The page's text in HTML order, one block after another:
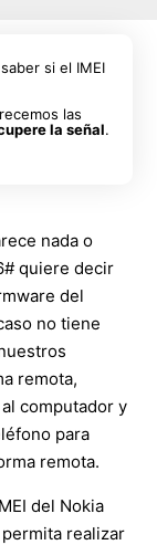
si el IMEI
las
la señal.
nada o
quiere decir
del
no tiene
remota,
computador y
para
remota.
del Nokia
realizar